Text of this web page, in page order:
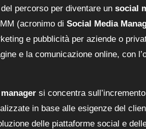
percorso per diventare un social
(acronimo di Social Media
e pubblicità per aziende o
e la comunicazione online, con
si concentra
in base alle esigenze del
delle piattaforme social e